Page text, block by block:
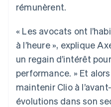
Identity
Stripe Sessions 2026
Découvrez comment
Regarder la vidéo
rémunèrent.
« Les avocats ont
à l’heure », explique
un regain d’intérêt
performance. » Et
maintenir Clio à
évolutions dans son